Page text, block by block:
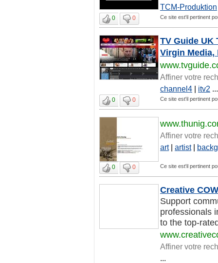
TCM-Produktion
0 0 Ce site est'il pertinent
TV Guide UK
Virgin Media,
Affiner votre
channel4 | itv2 ...
0 0 Ce site est'il pertinent
Affiner votre
art| artist|
0 0 Ce site est'il pertinent
Creative
Support
professionals
to the top-
Affiner votre
...